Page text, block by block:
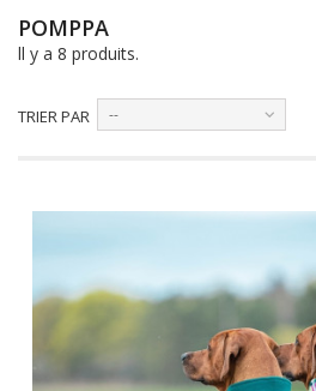
POMPPA
ll y a 8 produits.
TRIER PAR --